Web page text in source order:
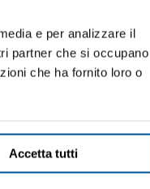
e per analizzare il
partner che si occupano
che ha fornito loro o
Accetta tutti